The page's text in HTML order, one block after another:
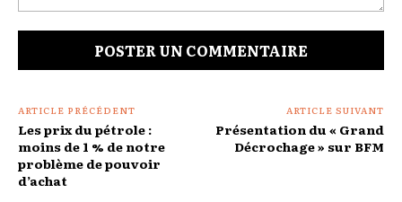
ARTICLE PRÉCÉDENT
Les prix du pétrole :
moins de 1 % de notre
problème de pouvoir
d’achat
ARTICLE SUIVANT
Présentation du « Grand
Décrochage » sur BFM